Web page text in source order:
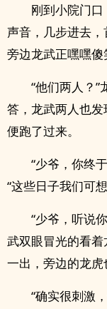
刚到小院门
声音，几步进去
旁边龙武正嘿嘿傻
“他们两人？
答，龙武两人也发
便跑了过来。
“少爷，你终
“这些日子我们可
“少爷，听说
武双眼冒光的看着
一出，旁边的龙虎
“确实很刺激